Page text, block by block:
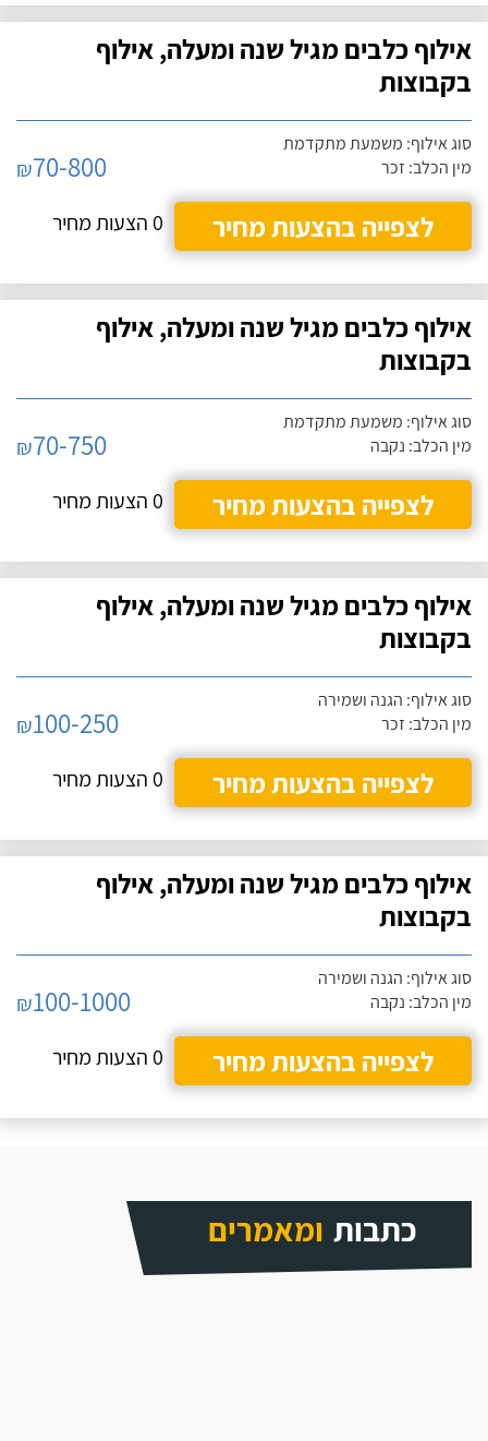
אילוף כלבים מגיל שנה ומעלה, אילוף
בקבוצות
סוג אילוף: משמעת מתקדמת
מין הכלב: זכר
₪70-800
לצפייה בהצעות מחיר
0 הצעות מחיר
אילוף כלבים מגיל שנה ומעלה, אילוף
בקבוצות
סוג אילוף: משמעת מתקדמת
מין הכלב: נקבה
₪70-750
לצפייה בהצעות מחיר
0 הצעות מחיר
אילוף כלבים מגיל שנה ומעלה, אילוף
בקבוצות
סוג אילוף: הגנה ושמירה
מין הכלב: זכר
₪100-250
לצפייה בהצעות מחיר
0 הצעות מחיר
אילוף כלבים מגיל שנה ומעלה, אילוף
בקבוצות
סוג אילוף: הגנה ושמירה
מין הכלב: נקבה
₪100-1000
לצפייה בהצעות מחיר
0 הצעות מחיר
כתבות ומאמרים